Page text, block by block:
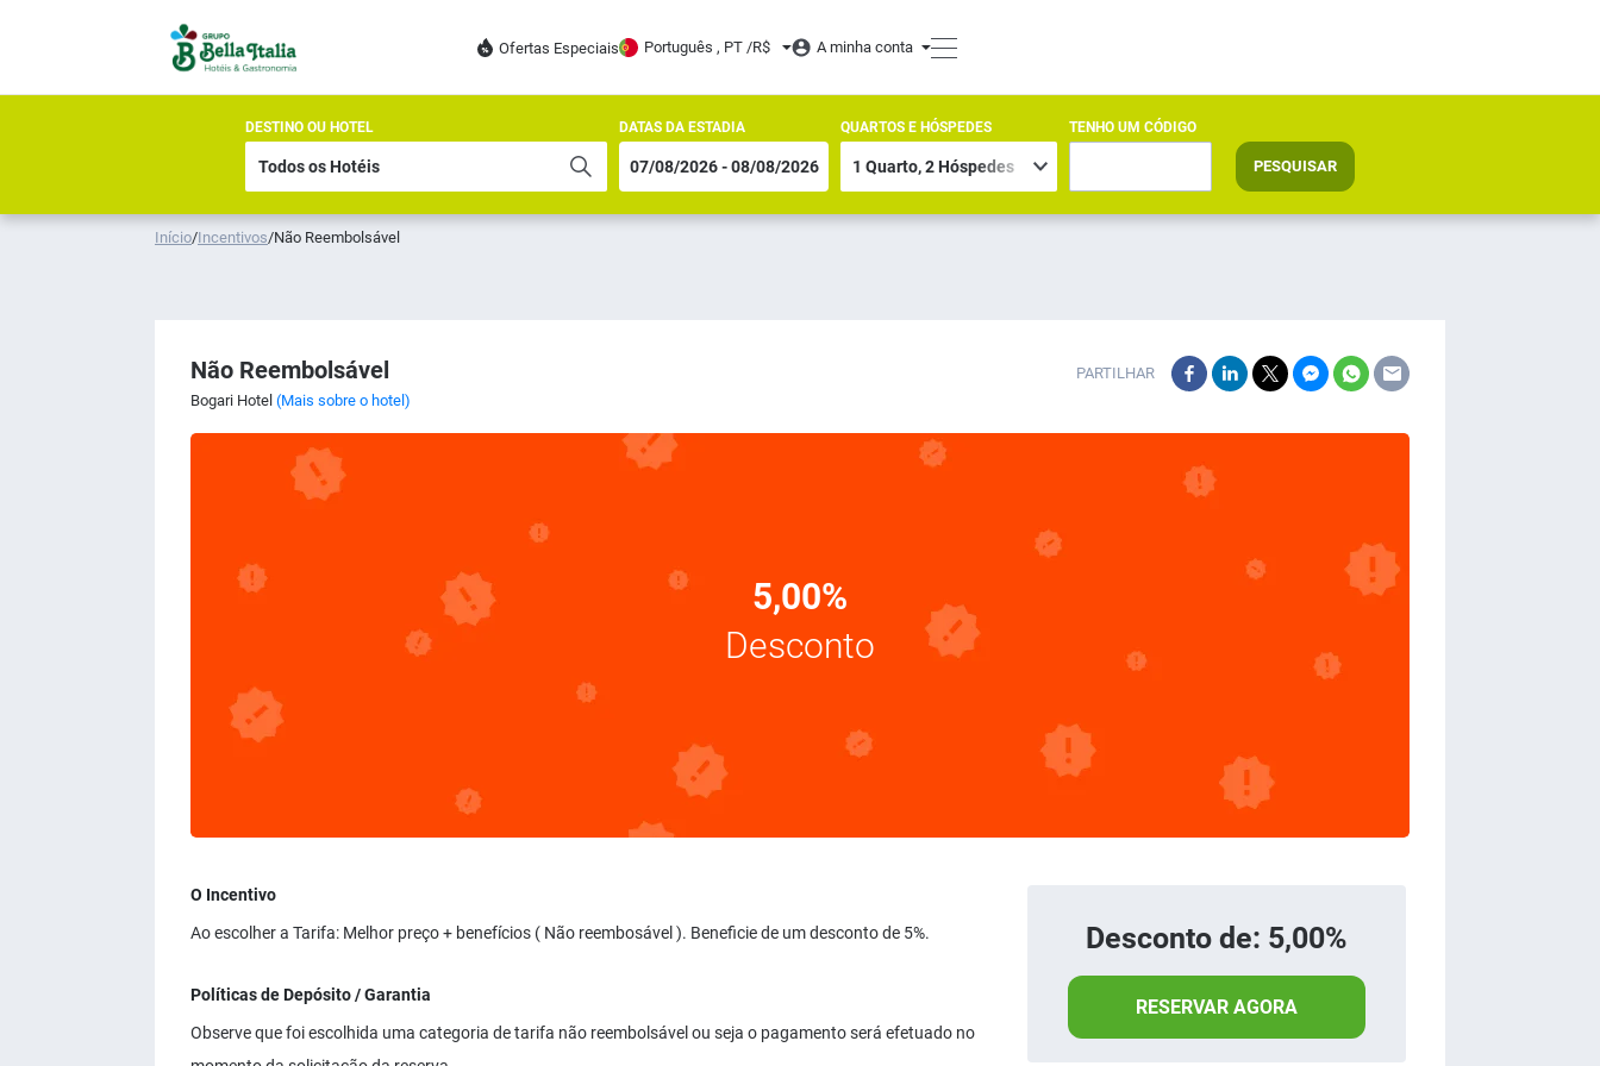
Ofertas Especiais Português , PT /R$ A minha conta
DESTINO OU HOTEL DATAS DA ESTADIA QUARTOS E HÓSPEDES TENHO UM CÓDIGO
PESQUISAR
Início/Incentivos/Não Reembolsável
Não Reembolsável
Bogari Hotel (Mais sobre o hotel)
PARTILHAR
5,00%
Desconto
O Incentivo
Ao escolher a Tarifa: Melhor preço + benefícios ( Não reembosável ). Beneficie de um desconto de 5%.
Políticas de Depósito / Garantia
Observe que foi escolhida uma categoria de tarifa não reembolsável ou seja o pagamento será efetuado no
Desconto de: 5,00%
RESERVAR AGORA